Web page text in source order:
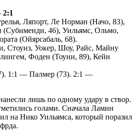
Ляпорт, Ле Норман (Начо, 83),
(Субименди, 46), Уильямс, Ольмо,
(Ойярсабаль, 68).
Стоунз, Уокер, Шоу, Райс, Майну
Фоден (Тоуни, 89), Кейн
1:1 — Палмер (73). 2:1 —
лишь по одному удару в створ.
голами. Сначала Ламин
на Нико Уильямса, который поразил